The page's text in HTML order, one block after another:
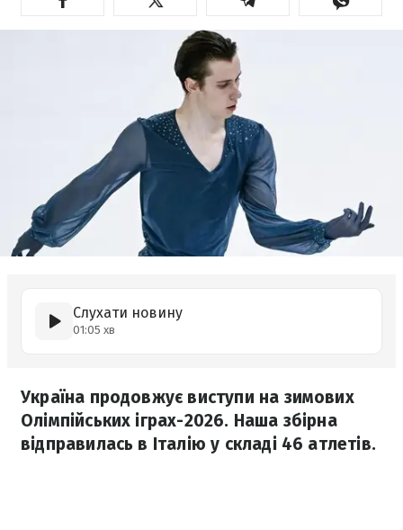
Слухати новину
01:05 хв
Україна продовжує виступи на зимових
Олімпійських іграх-2026. Наша збірна
відправилась в Італію у складі 46 атлетів.